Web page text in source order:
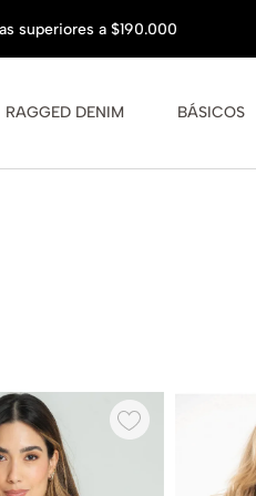
RAGGED DENIM BÁSICOS